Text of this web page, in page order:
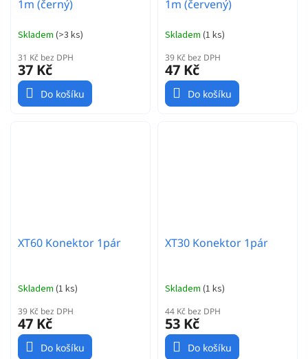
1m (černý)
Skladem (>3 ks)
31 Kč bez DPH
37 Kč
Do košíku
1m (červený)
Skladem (1 ks)
39 Kč bez DPH
47 Kč
Do košíku
XT60 Konektor 1pár
Skladem (1 ks)
39 Kč bez DPH
47 Kč
Do košíku
XT30 Konektor 1pár
Skladem (1 ks)
44 Kč bez DPH
53 Kč
Do košíku